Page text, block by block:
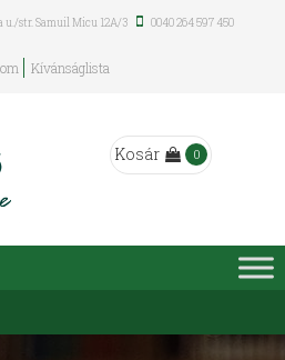
u./str. Samuil Micu 12A/3 0040 264 597 450
Kívánságlista
Kosár 0